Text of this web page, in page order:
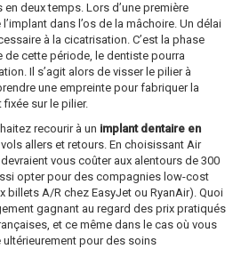
deux temps. Lors d’une première
dans l’os de la mâchoire. Un délai
à la cicatrisation. C’est la phase
de cette période, le dentiste pourra
Il s’agit alors de visser le pilier à
une empreinte pour fabriquer la
sur le pilier.
recourir à un implant dentaire en
allers et retours. En choisissant Air
vous coûter aux alentours de 300
opter pour des compagnies low-cost
billets A/R chez EasyJet ou RyanAir). Quoi
gagnant au regard des prix pratiqués
et ce même dans le cas où vous
pour des soins